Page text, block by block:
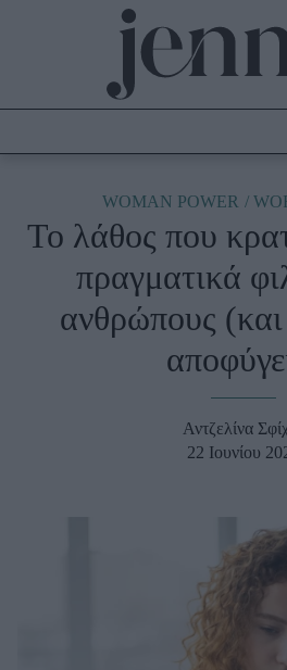
Culture
Fashion
Shopping
Styling Tips
Fashion News
WOMAN POWER
Το λάθος που
πραγματικά
ανθρώπους
Αντζελίνα
22 Ιουνίου